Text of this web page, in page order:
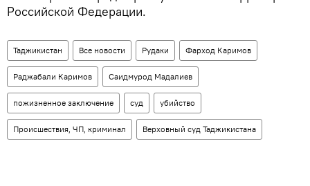
Российской Федерации.
Таджикистан Все новости Рудаки Фарход Каримов
Раджабали Каримов Саидмурод Мадалиев
пожизненное заключение суд убийство
Происшествия, ЧП, криминал Верховный суд Таджикистана